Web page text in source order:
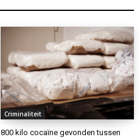
Criminaliteit
800 kilo cocaïne gevonden tussen